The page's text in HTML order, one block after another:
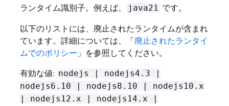
ランタイム識別子。例えば、
java21 です。
以下のリストには、廃止されたランタイムが含まれ
ています。詳細については、「廃止されたランタイ
ムでのポリシー 」を参照してください。
有効な値: nodejs | nodejs4.3 |
nodejs6.10 | nodejs8.10 | nodejs10.x
| nodejs12.x | nodejs14.x |